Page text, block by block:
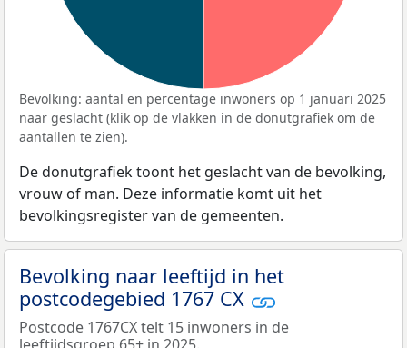
Bevolking: aantal en percentage inwoners op 1 januari 2025
naar geslacht (klik op de vlakken in de donutgrafiek om de
aantallen te zien).
De donutgrafiek toont het geslacht van de bevolking,
vrouw of man. Deze informatie komt uit het
bevolkingsregister van de gemeenten.
Bevolking naar leeftijd in het
postcodegebied 1767 CX
Postcode 1767CX telt 15 inwoners in de